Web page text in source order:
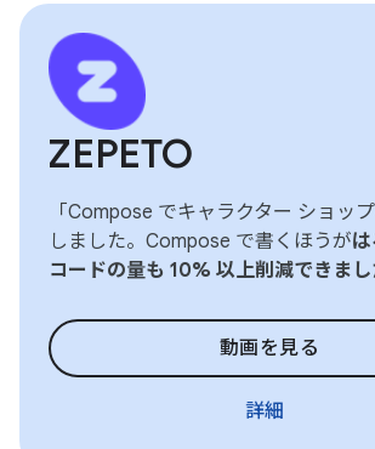
ZEPETO
「Compose でキャラクター ショッ
しました。Compose で書くほうが
コードの量も 10% 以上削減できまし
動画を見る
詳細